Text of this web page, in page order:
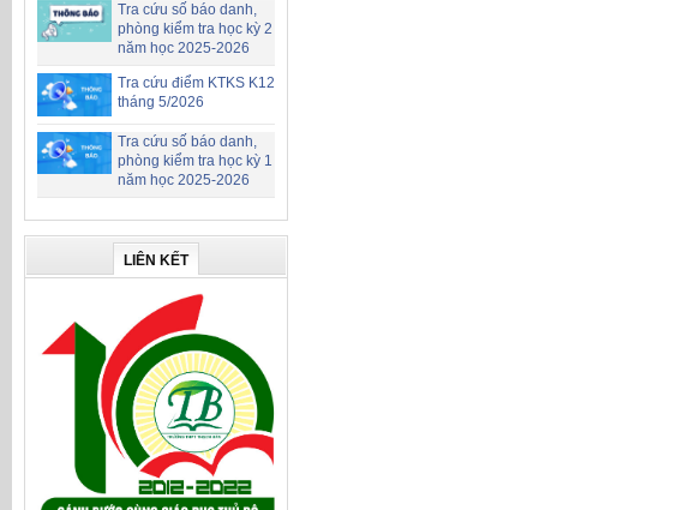
Tra cứu số báo danh,
phòng kiểm tra học kỳ 2
năm học 2025-2026
Tra cứu điểm KTKS K12
tháng 5/2026
Tra cứu số báo danh,
phòng kiểm tra học kỳ 1
năm học 2025-2026
LIÊN KẾT